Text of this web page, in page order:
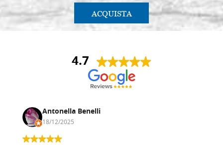
ACQUISTA
4.7
Antonella Benelli
18/12/2025